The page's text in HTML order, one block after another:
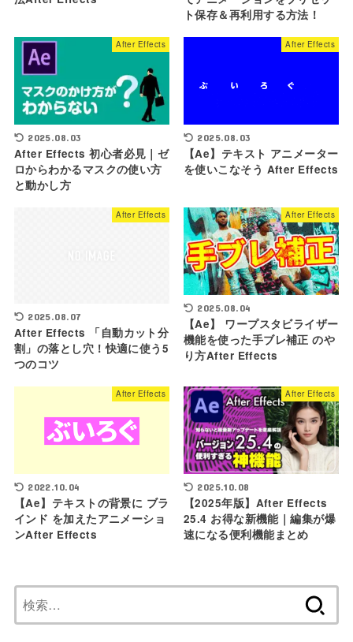
ト保存＆再利用する方法！
After Effects
2025.08.03
After Effects 初心者必見｜ゼ
ロからわかるマスクの使い方
と動かし方
After Effects
2025.08.03
【Ae】テキスト アニメーター
を使いこなそう After Effects
After Effects
2025.08.07
After Effects 「自動カット分
割」の落とし穴！快適に使う5
つのコツ
After Effects
2025.08.04
【Ae】 ワープスタビライザー
機能を使った手ブレ補正 のや
り方After Effects
After Effects
2022.10.04
【Ae】テキストの背景に ブラ
インド を加えたアニメーショ
ンAfter Effects
After Effects
2025.10.08
【2025年版】After Effects
25.4 お得な新機能｜編集が爆
速になる便利機能まとめ
索: